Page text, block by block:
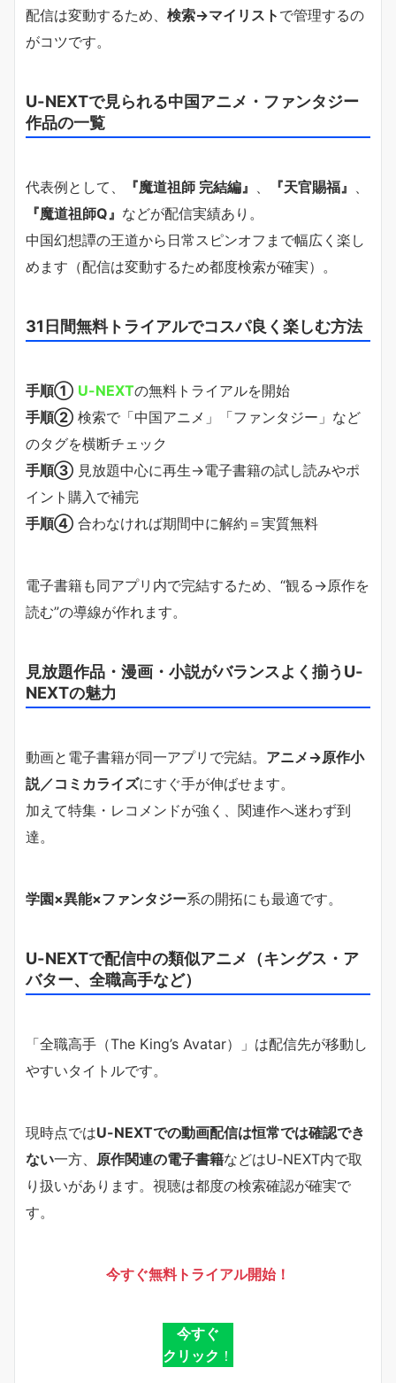
配信は変動するため、 検索→マイリスト で管理するの
がコツです。
U-NEXTで見られる中国アニメ・ファンタジー
作品の一覧
代表例として、 『魔道祖師 完結編』 、 『天官賜福』 、
『魔道祖師Q』 などが配信実績あり。
中国幻想譚の王道から日常スピンオフまで幅広く楽し
めます（配信は変動するため都度検索が確実）。
31日間無料トライアルでコスパ良く楽しむ方法
手順① U-NEXTの無料トライアルを開始
手順② 検索で「中国アニメ」「ファンタジー」など
のタグを横断チェック
手順③ 見放題中心に再生→電子書籍の試し読みやポ
イント購入で補完
手順④ 合わなければ期間中に解約＝実質無料
電子書籍も同アプリ内で完結するため、“観る→原作を
読む”の導線が作れます。
見放題作品・漫画・小説がバランスよく揃うU-
NEXTの魅力
動画と電子書籍が同一アプリで完結。 アニメ→原作小
説／コミカライズにすぐ手が伸ばせます。
加えて特集・レコメンドが強く、関連作へ迷わず到
達。
学園×異能×ファンタジー系の開拓にも最適です。
U-NEXTで配信中の類似アニメ（キングス・ア
バター、全職高手など）
「全職高手（The King’s Avatar）」は配信先が移動し
やすいタイトルです。
現時点ではU-NEXTでの動画配信は恒常では確認でき
ない一方、 原作関連の電子書籍などはU-NEXT内で取
り扱いがあります。視聴は都度の検索確認が確実で
す。
今すぐ無料トライアル開始！
今すぐ
クリック ！